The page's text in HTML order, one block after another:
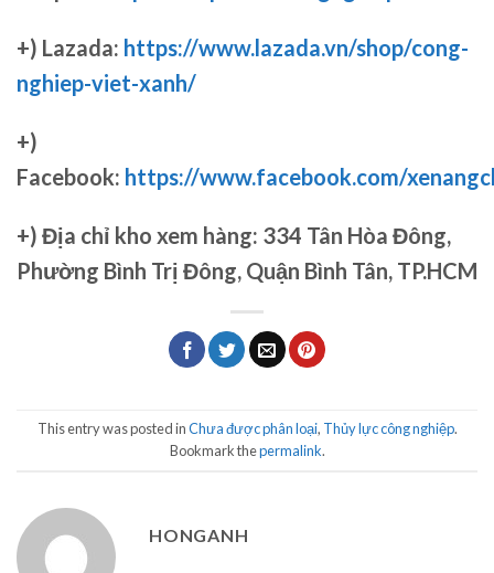
+) Lazada: https://www.lazada.vn/shop/cong-
nghiep-viet-xanh/
+)
Facebook: https://www.facebook.com/
+) Địa chỉ kho xem hàng: 334 Tân Hòa Đông,
Phường Bình Trị Đông, Quận Bình Tân, TP.HCM
This entry was posted inChưa được phân loại, Thủy lực công nghiệp.
Bookmark thepermalink.
HONGANH